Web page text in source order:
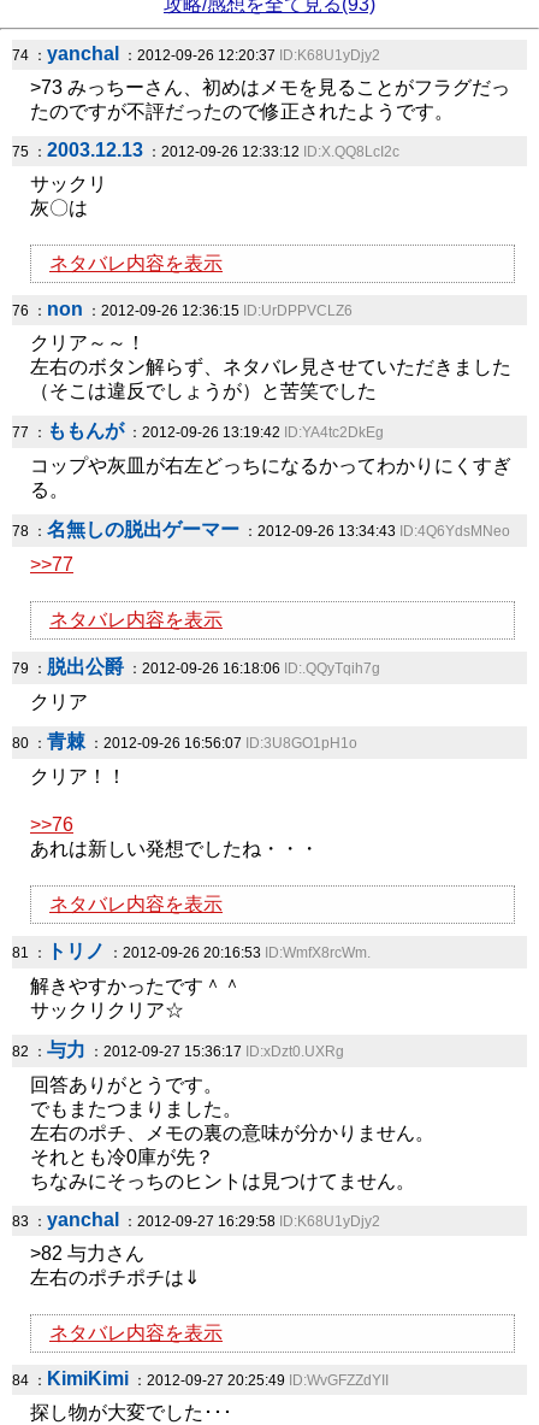
攻略/感想を全て見る(93)
74 ： yanchal ：2012-09-26 12:20:37 ID:K68U1yDjy2
>73 みっちーさん、初めはメモを見ることがフラグだっ
たのですが不評だったので修正されたようです。
75 ： 2003.12.13 ：2012-09-26 12:33:12 ID:X.QQ8LcI2c
サックリ
灰〇は
ネタバレ内容を表示
76 ： non ：2012-09-26 12:36:15 ID:UrDPPVCLZ6
クリア～～！
左右のボタン解らず、ネタバレ見させていただきました
（そこは違反でしょうが）と苦笑でした
77 ： ももんが：2012-09-26 13:19:42 ID:YA4tc2DkEg
コップや灰皿が右左どっちになるかってわかりにくすぎ
る。
78 ： 名無しの脱出ゲーマー ：2012-09-26 13:34:43 ID:4Q6YdsMNeo
>>77
ネタバレ内容を表示
79 ： 脱出公爵 ：2012-09-26 16:18:06 ID:.QQyTqih7g
クリア
80 ： 青棘：2012-09-26 16:56:07 ID:3U8GO1pH1o
クリア！！
>>76
あれは新しい発想でしたね・・・
ネタバレ内容を表示
81 ： トリノ ：2012-09-26 20:16:53 ID:WmfX8rcWm.
解きやすかったです＾＾
サックリクリア☆
82 ： 与力 ：2012-09-27 15:36:17 ID:xDzt0.UXRg
回答ありがとうです。
でもまたつまりました。
左右のポチ、メモの裏の意味が分かりません。
それとも冷0庫が先？
ちなみにそっちのヒントは見つけてません。
83 ： yanchal ：2012-09-27 16:29:58 ID:K68U1yDjy2
>82 与力さん
左右のポチポチは⇓
ネタバレ内容を表示
84 ： KimiKimi ：2012-09-27 20:25:49 ID:WvGFZZdYII
探し物が大変でした･･･